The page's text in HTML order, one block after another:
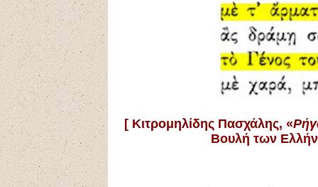
[ Κιτρομηλίδης Πασχάλης, «
Βουλή των